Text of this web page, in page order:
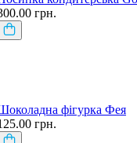
грн.
фігурка Фея
грн.